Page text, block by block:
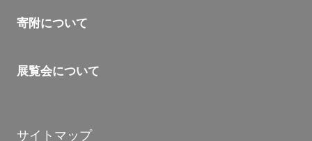
寄附について
展覧会について
サイトマップ